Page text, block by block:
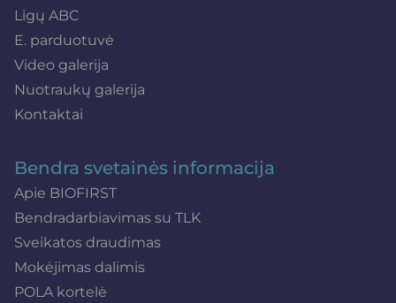
Ligų ABC
E. parduotuvė
Video galerija
Nuotraukų galerija
Kontaktai
Bendra svetainės informacija
Apie BIOFIRST
Bendradarbiavimas su TLK
Sveikatos draudimas
Mokėjimas dalimis
POLA kortelė